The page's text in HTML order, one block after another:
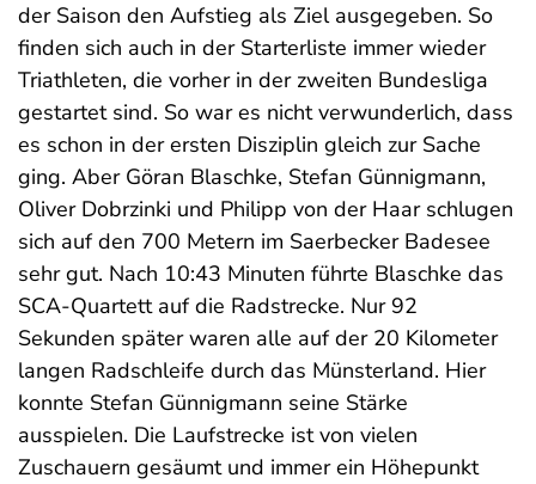
der Saison den Aufstieg als Ziel ausgegeben. So
finden sich auch in der Starterliste immer wieder
Triathleten, die vorher in der zweiten Bundesliga
gestartet sind. So war es nicht verwunderlich, dass
es schon in der ersten Disziplin gleich zur Sache
ging. Aber Göran Blaschke, Stefan Günnigmann,
Oliver Dobrzinki und Philipp von der Haar schlugen
sich auf den 700 Metern im Saerbecker Badesee
sehr gut. Nach 10:43 Minuten führte Blaschke das
SCA-Quartett auf die Radstrecke. Nur 92
Sekunden später waren alle auf der 20 Kilometer
langen Radschleife durch das Münsterland. Hier
konnte Stefan Günnigmann seine Stärke
ausspielen. Die Laufstrecke ist von vielen
Zuschauern gesäumt und immer ein Höhepunkt